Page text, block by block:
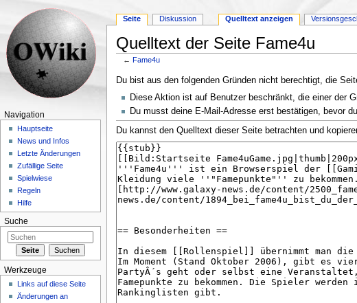
Quelltext der Seite Fame4u
←Fame4u
Du bist aus den folgenden Gründen nicht berechtigt, die
Diese Aktion ist auf Benutzer beschränkt, die einer der
Du musst deine E-Mail-Adresse erst bestätigen, bevor
Du kannst den Quelltext dieser Seite betrachten und
Seite Diskussion Quelltext anzeigen
Navigation
Hauptseite
News und Infos
Letzte Änderungen
Zufällige Seite
Spielwiese
Regeln
Hilfe
Suche
Werkzeuge
Links auf diese Seite
Änderungen an